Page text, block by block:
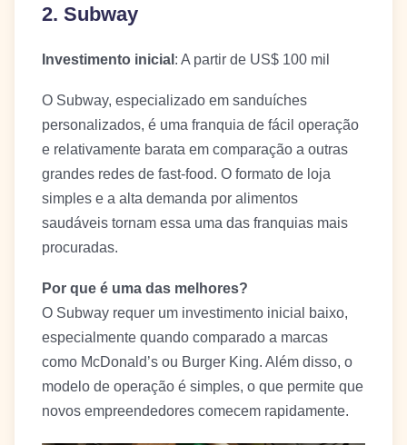
2. Subway
Investimento inicial : A partir de US$ 100 mil
O Subway, especializado em sanduíches
personalizados, é uma franquia de fácil operação
e relativamente barata em comparação a outras
grandes redes de fast-food. O formato de loja
simples e a alta demanda por alimentos
saudáveis tornam essa uma das franquias mais
procuradas.
Por que é uma das melhores?
O Subway requer um investimento inicial baixo,
especialmente quando comparado a marcas
como McDonald’s ou Burger King. Além disso, o
modelo de operação é simples, o que permite que
novos empreendedores comecem rapidamente.